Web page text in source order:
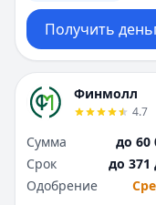
Получить
Финмолл
4.7
Сумма
до 60
Срок
до 371
Одобрение